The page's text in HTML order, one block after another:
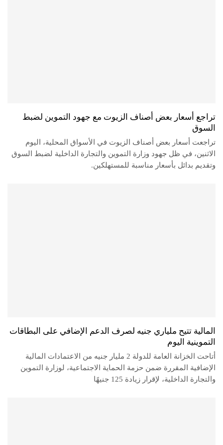
تراجع أسعار بعض أصناف الزيوت مع جهود التموين لضبط
السوق
تراجعت أسعار بعض أصناف الزيوت في الأسواق المحلية، اليوم
الاثنين، في ظل جهود وزارة التموين والتجارة الداخلية لضبط السوق
وتقديم بدائل بأسعار مناسبة للمستهلكين.
المالية تتيح ملياري جنيه لصرف الدعم الإضافي على البطاقات
التموينية اليوم
أتاحت الخزانة العامة للدولة 2 مليار جنيه من الاعتمادات المالية
الإضافية المقررة ضمن حزمة الحماية الاجتماعية، لوزارة التموين
والتجارة الداخلية، لإقرار زيادة 125 جنيهًا